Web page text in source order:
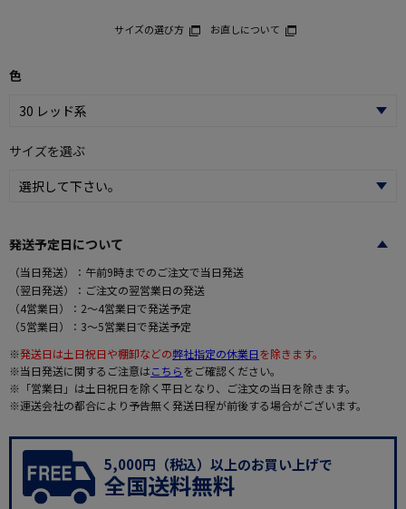
サイズの選び方 お直しについて
色
サイズを選ぶ
発送予定日について
（当日発送）：午前9時までのご注文で当日発送
（翌日発送）：ご注文の翌営業日の発送
（4営業日）：2～4営業日で発送予定
（5営業日）：3～5営業日で発送予定
※発送日は土日祝日や棚卸などの弊社指定の休業日を除きます。
※当日発送に関するご注意はこちらをご確認ください。
※「営業日」は土日祝日を除く平日となり、ご注文の当日を除きます。
※運送会社の都合により予告無く発送日程が前後する場合がございます。
5,000円（税込）以上のお買い上げで
全国送料無料